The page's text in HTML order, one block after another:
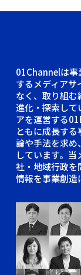
01Channelは事
するメディアサ
なく、取り組
進化・探索して
アを運営する
ともに成長す
論や手法を求め
しています。
社・地域行政を
情報を事業創造